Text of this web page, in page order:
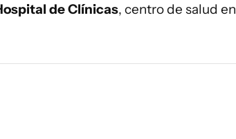
de Clínicas, centro de salud en